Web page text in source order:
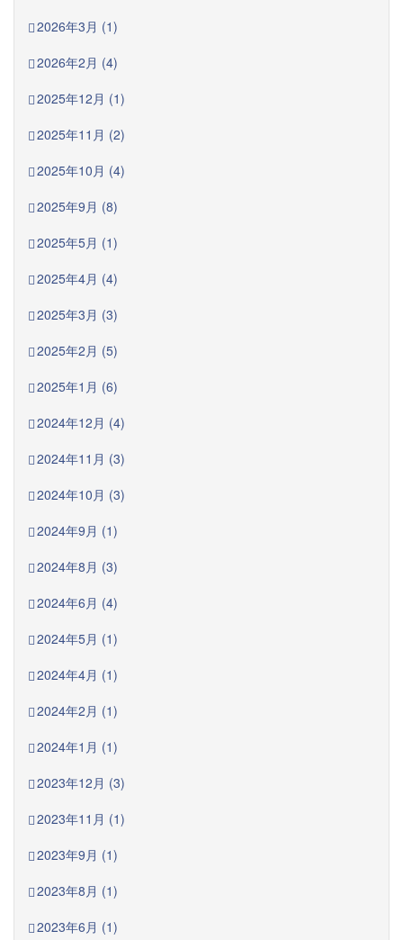
2026年3月 (1)
2026年2月 (4)
2025年12月 (1)
2025年11月 (2)
2025年10月 (4)
2025年9月 (8)
2025年5月 (1)
2025年4月 (4)
2025年3月 (3)
2025年2月 (5)
2025年1月 (6)
2024年12月 (4)
2024年11月 (3)
2024年10月 (3)
2024年9月 (1)
2024年8月 (3)
2024年6月 (4)
2024年5月 (1)
2024年4月 (1)
2024年2月 (1)
2024年1月 (1)
2023年12月 (3)
2023年11月 (1)
2023年9月 (1)
2023年8月 (1)
2023年6月 (1)